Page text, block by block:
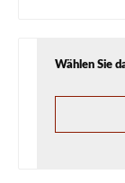
Wählen Sie